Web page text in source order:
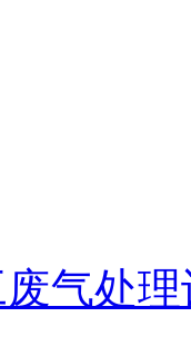
气处